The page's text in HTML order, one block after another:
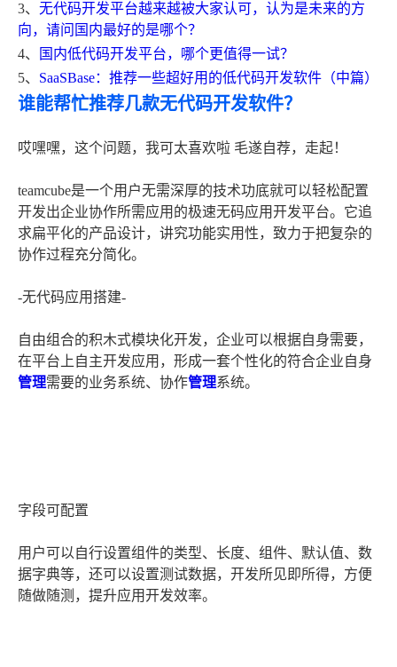
3、 无代码开发平台越来越被大家认可，认为是未来的方
向，请问国内最好的是哪个？
4、
国内低代码开发平台，哪个更值得一试？
5、 SaaSBase：推荐一些超好用的低代码开发软件（中篇）
谁能帮忙推荐几款无代码开发软件？
哎嘿嘿，这个问题，我可太喜欢啦 毛遂自荐，走起！
teamcube是一个用户无需深厚的技术功底就可以轻松配置
开发出企业协作所需应用的极速无码应用开发平台。它追
求扁平化的产品设计，讲究功能实用性，致力于把复杂的
协作过程充分简化。
-无代码应用搭建-
自由组合的积木式模块化开发，企业可以根据自身需要，
在平台上自主开发应用，形成一套个性化的符合企业自身
管理需要的业务系统、协作管理系统。
字段可配置
用户可以自行设置组件的类型、长度、组件、默认值、数
据字典等，还可以设置测试数据，开发所见即所得，方便
随做随测，提升应用开发效率。